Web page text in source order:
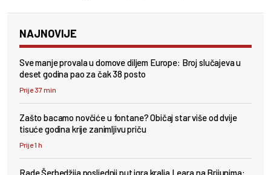
NAJNOVIJE
Sve manje provala u domove diljem Europe: Broj slučajeva u
deset godina pao za čak 38 posto
Prije 37 min
Zašto bacamo novčiće u fontane? Običaj star više od dvije
tisuće godina krije zanimljivu priču
Prije 1 h
Rade Šerbedžija posljednji put igra kralja Leara na Brijunima: